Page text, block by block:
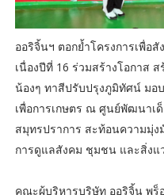
ออริจิ้นฯ ตอกย้ำโครงการเพื่อสั
เนื่องปีที่ 16 ร่วมสร้างโอกาส
น้องๆ ทาสีปรับปรุงภูมิทัศน์ มอ
เพื่อการเกษตร ณ ศูนย์พัฒนาเ
สมุทรปราการ สะท้อนความมุ่
การดูแลสังคม ชุมชน และสิ่งแ
คณะผู้บริหารบริษัท ออริจิ้น พร็